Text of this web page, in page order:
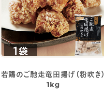
若鶏のご馳走竜田揚げ（粉吹き）
1kg